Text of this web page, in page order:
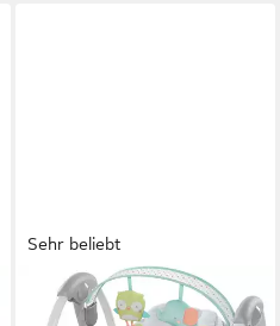
Sehr beliebt
INGENUITY
Babyschaukel Swing'n Go,